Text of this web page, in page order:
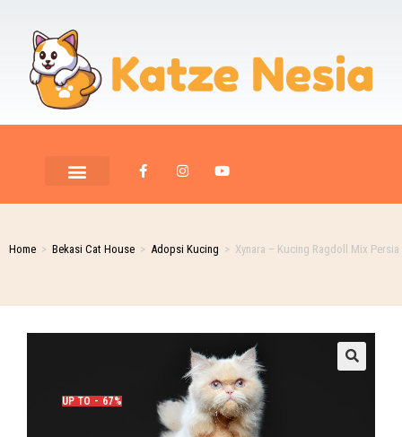
Home > Bekasi Cat House > Adopsi Kucing > Xynara – Kucing Ragdoll Mix
UP TO - 67%